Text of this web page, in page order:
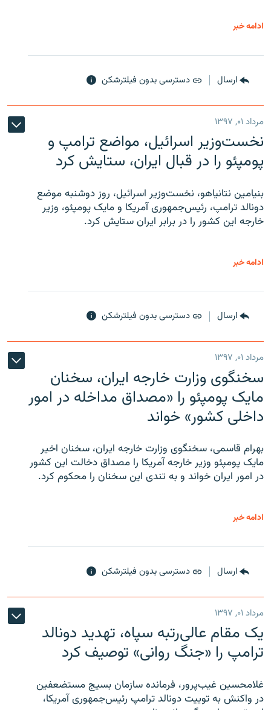
ادامه خبر
ارسال دسترسی بدون فیلترشکن
مرداد ۰۱, ۱۳۹۷
نخست‌وزیر اسرائیل، مواضع ترامپ و
پومپئو را در قبال ایران، ستایش کرد
بنیامین نتانیاهو، نخست‌وزیر اسرائیل، روز دوشنبه موضع
دونالد ترامپ، رئیس‌جمهوری آمریکا و مایک پومپئو، وزیر
خارجه این کشور را در برابر ایران ستایش کرد.
ادامه خبر
ارسال دسترسی بدون فیلترشکن
مرداد ۰۱, ۱۳۹۷
سخنگوی وزارت خارجه ایران، سخنان
مایک پومپئو را «مصداق مداخله در امور
داخلی کشور» خواند
بهرام قاسمی، سخنگوی وزارت خارجه ایران، سخنان اخیر
مایک پومپئو وزیر خارجه آمریکا را مصداق دخالت این کشور
در امور ایران خواند و به تندی این سخنان را محکوم کرد.
ادامه خبر
ارسال دسترسی بدون فیلترشکن
مرداد ۰۱, ۱۳۹۷
یک مقام عالی‌رتبه سپاه، تهدید دونالد
ترامپ را «جنگ روانی» توصیف کرد
غلامحسین غیب‌پرور، فرمانده سازمان بسیج مستضعفین
در واکنش به توییت دونالد ترامپ رئیس‌جمهوری آمریکا،